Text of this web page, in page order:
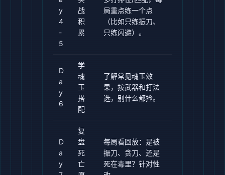
y
4
-
5
战
积
累
局重点练一个点
（比如只练振刀、
只练闪避）。
D
a
y
6
学
魂
玉
搭
配
了解常见魂玉效
果，按武器和打法
选，别什么都捡。
D
a
y
复
盘
死
亡
每局看回放：是被
振刀、贪刀、还是
死在毒里？针对性